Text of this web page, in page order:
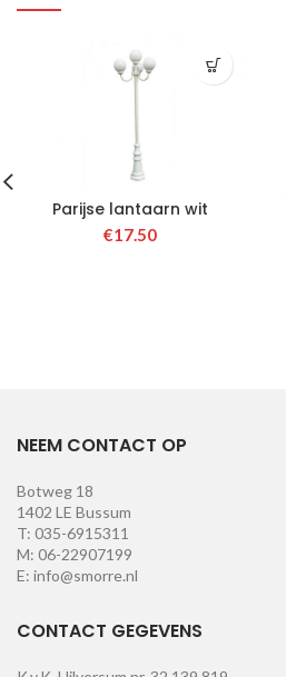
Parijse lantaarn wit
€17.50
NEEM CONTACT OP
Botweg 18
1402 LE Bussum
T: 035-6915311
M: 06-22907199
E: info@smorre.nl
CONTACT GEGEVENS